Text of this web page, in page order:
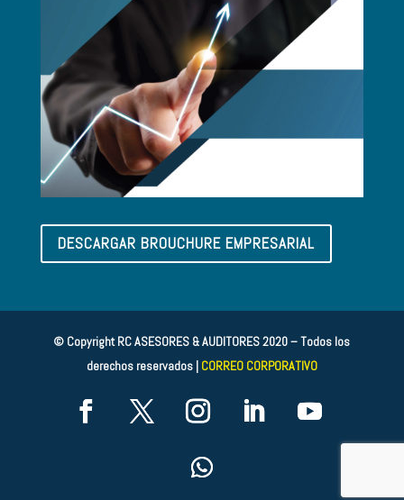
DESCARGAR BROUCHURE EMPRESARIAL
© Copyright RC ASESORES & AUDITORES 2020 – Todos los
derechos reservados | CORREO CORPORATIVO